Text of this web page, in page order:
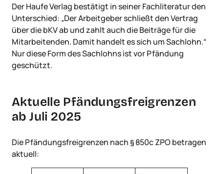
Der Haufe Verlag bestätigt in seiner Fachliteratur den
Unterschied: „Der Arbeitgeber schließt den Vertrag
über die bKV ab und zahlt auch die Beiträge für die
Mitarbeitenden. Damit handelt es sich um Sachlohn.“
Nur diese Form des Sachlohns ist vor Pfändung
geschützt.
Aktuelle Pfändungsfreigrenzen
ab Juli 2025
Die Pfändungsfreigrenzen nach § 850c ZPO betragen
aktuell: